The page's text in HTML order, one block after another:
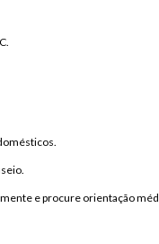
e procure orientação